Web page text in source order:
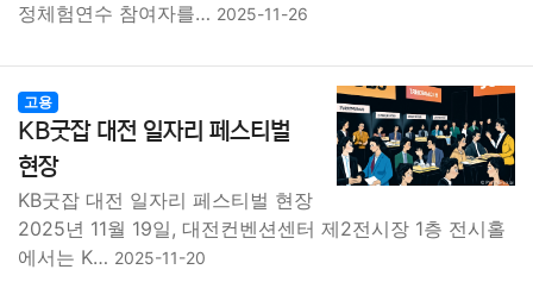
정체험연수 참여자를… 2025-11-26
고용
KB굿잡 대전 일자리 페스티벌
현장
KB굿잡 대전 일자리 페스티벌 현장
2025년 11월 19일, 대전컨벤션센터 제2전시장 1층 전시홀
에서는 K… 2025-11-20